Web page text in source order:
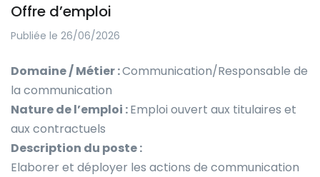
Offre d’emploi
Publiée le 26/06/2026
Domaine / Métier :Communication/Responsable de
la communication
Nature de l’emploi :Emploi ouvert aux titulaires et
aux contractuels
Description du poste :
Elaborer et déployer les actions de communication